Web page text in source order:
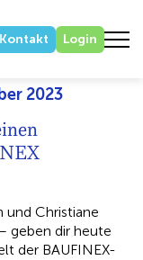
Kontakt Login
2023
und Christiane
geben dir heute
der BAUFINEX-